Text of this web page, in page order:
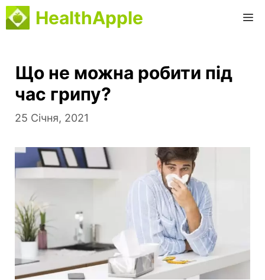
Перейти
до
HealthApple
Що не можна робити під
час грипу?
25 Січня, 2021